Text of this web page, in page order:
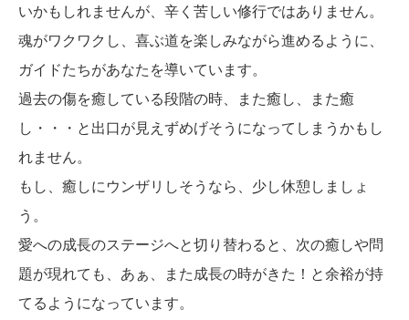
いかもしれませんが、辛く苦しい修行ではありません。
魂がワクワクし、喜ぶ道を楽しみながら進めるように、
ガイドたちがあなたを導いています。
過去の傷を癒している段階の時、また癒し、また癒
し・・・と出口が見えずめげそうになってしまうかもし
れません。
もし、癒しにウンザリしそうなら、少し休憩しましょ
う。
愛への成長のステージへと切り替わると、次の癒しや問
題が現れても、あぁ、また成長の時がきた！と余裕が持
てるようになっています。